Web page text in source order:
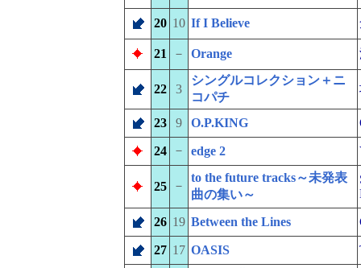
20 10 If I Believe
21 － Orange
22 3
シングルコレクション＋ニ
コパチ
23 9 O.P.KING
24 － edge 2
25 －
to the future tracks～未発表
曲の集い～
26 19 Between the Lines
27 17 OASIS